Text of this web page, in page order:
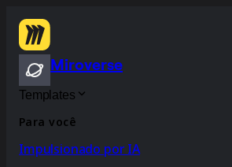
Miroverse
Templates
Para você
Impulsionado por IA